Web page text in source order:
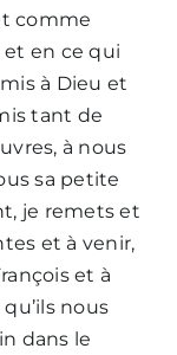
comme
et en ce qui
à Dieu et
tant de
à nous
sa petite
je remets et
et à venir,
et à
nous
dans le